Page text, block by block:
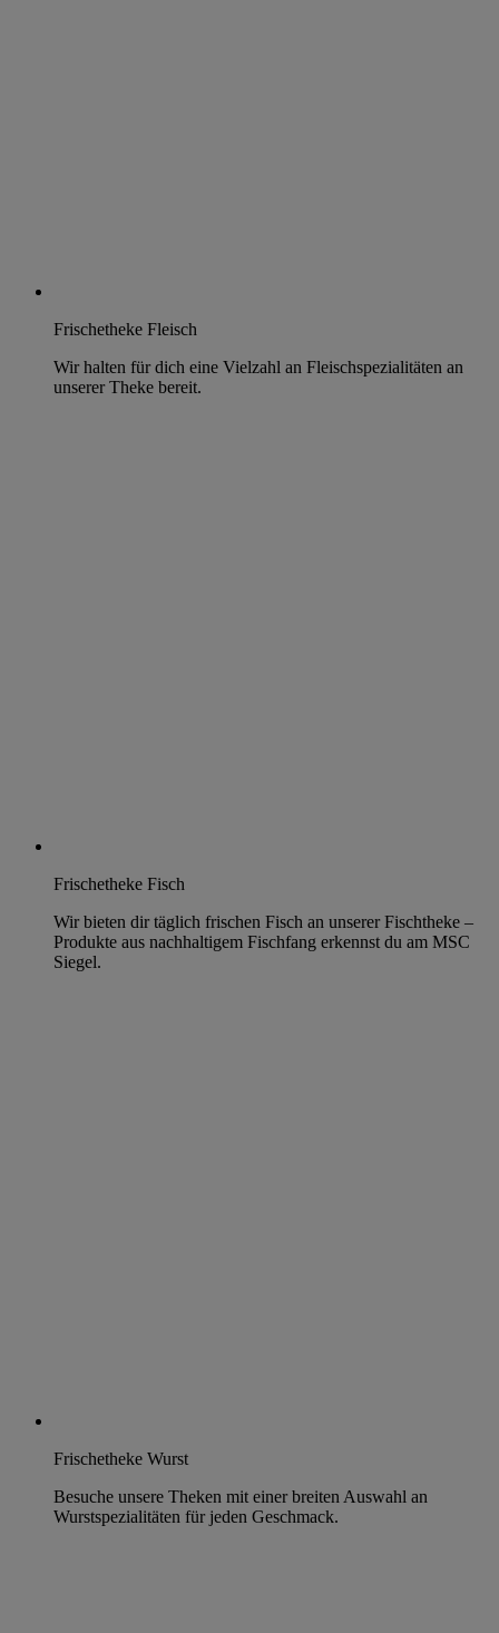
Frischetheke Fleisch
Wir halten für dich eine Vielzahl an Fleischspezialitäten an
unserer Theke bereit.
Frischetheke Fisch
Wir bieten dir täglich frischen Fisch an unserer Fischtheke –
Produkte aus nachhaltigem Fischfang erkennst du am MSC
Siegel.
Frischetheke Wurst
Besuche unsere Theken mit einer breiten Auswahl an
Wurstspezialitäten für jeden Geschmack.